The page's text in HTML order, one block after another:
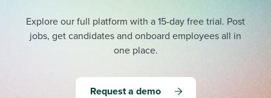
Explore our full platform with a 15-day free trial. Post
jobs, get candidates and onboard employees all in
one place.
Request a demo